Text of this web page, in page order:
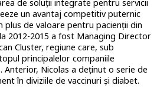
de soluții integrate pentru servicii
un avantaj competitiv puternic
plus de valoare pentru pacienții din
2012-2015 a fost Managing Director
Cluster, regiune care, sub
principalelor companiile
Anterior, Nicolas a deținut o serie de
în diviziile de vaccinuri și diabet.